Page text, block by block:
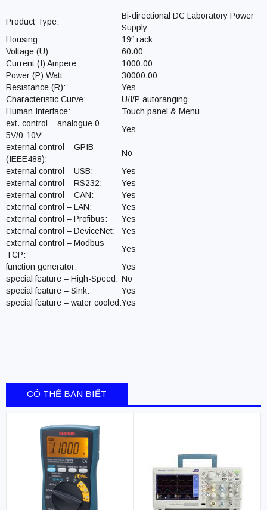
Product Type:
Bi-directional DC Laboratory Power
Supply
Housing:
19″ rack
Voltage (U):
60.00
Current (I) Ampere:
1000.00
Power (P) Watt:
30000.00
Resistance (R):
Yes
Characteristic Curve:
U/I/P autoranging
Human Interface:
Touch panel & Menu
ext. control – analogue 0-
5V/0-10V:
Yes
external control – GPIB
(IEEE488):
No
external control – USB:
Yes
external control – RS232:
Yes
external control – CAN:
Yes
external control – LAN:
Yes
external control – Profibus:
Yes
external control – DeviceNet:
Yes
external control – Modbus
TCP:
Yes
function generator:
Yes
special feature – High-Speed: No
special feature – Sink:
Yes
special feature – water cooled:Yes
CÓ THỂ BẠN BIẾT